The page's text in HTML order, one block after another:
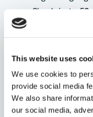
This website uses
We use cookies to
provide social media
We also share
our social media,
Skrapkniv styv 52
Triangelformad
Multiadapter
Verktygslåda
Ställ en produktfråga